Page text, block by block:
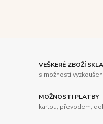
VEŠKERÉ ZBOŽÍ
s možností
MOŽNOSTI PLATBY
kartou, převodem,